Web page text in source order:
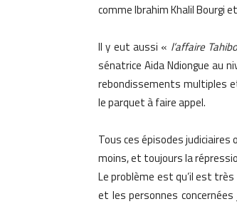
comme Ibrahim Khalil Bourgi
Il y eut aussi « l’affaire
sénatrice Aida Ndiongue au
rebondissements multiples
le parquet à faire appel.
Tous ces épisodes judiciaires
moins, et toujours la
Le problème est qu’il est
et les personnes